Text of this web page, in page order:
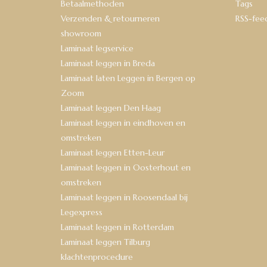
Betaalmethoden
Verzenden & retourneren
showroom
Laminaat legservice
Laminaat leggen in Breda
Laminaat laten Leggen in Bergen op
Zoom
Laminaat leggen Den Haag
Laminaat leggen in eindhoven en
omstreken
Laminaat leggen Etten-Leur
Laminaat leggen in Oosterhout en
omstreken
Laminaat leggen in Roosendaal bij
Legexpress
Laminaat leggen in Rotterdam
Laminaat leggen Tilburg
klachtenprocedure
Tags
RSS-